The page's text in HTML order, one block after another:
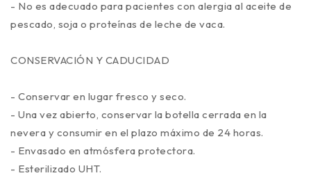
- No es adecuado para pacientes con alergia al aceite de
pescado, soja o proteínas de leche de vaca.
CONSERVACIÓN Y CADUCIDAD
- Conservar en lugar fresco y seco.
- Una vez abierto, conservar la botella cerrada en la
nevera y consumir en el plazo máximo de 24 horas.
- Envasado en atmósfera protectora.
- Esterilizado UHT.